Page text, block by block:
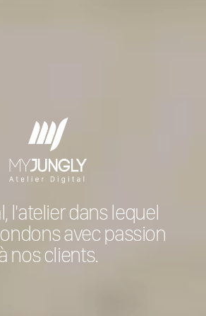
l'atelier dans lequel
avec passion
nos clients.